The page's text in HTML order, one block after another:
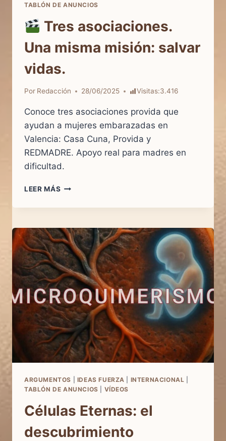
TABLÓN DE ANUNCIOS
Tres asociaciones.
Una misma misión: salvar
vidas.
Por Redacción 28/06/2025 Visitas:3.416
Conoce tres asociaciones provida que
ayudan a mujeres embarazadas en
Valencia: Casa Cuna, Provida y
REDMADRE. Apoyo real para madres en
dificultad.
LEER MÁS
ASOCIACIONES.
MISMA
MISIÓN:
SALVAR
VIDAS.
ARGUMENTOS IDEAS FUERZA INTERNACIONAL
TABLÓN DE ANUNCIOS
VÍDEOS
Células Eternas: el
descubrimiento